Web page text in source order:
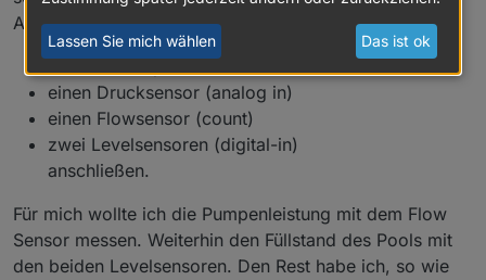
Am Shelly kannst du
einen Drucksensor (analog in)
einen Flowsensor (count)
zwei Levelsensoren (digital-in)
anschließen.
Für mich wollte ich die Pumpenleistung mit dem Flow
Sensor messen. Weiterhin den Füllstand des Pools mit
den beiden Levelsensoren. Den Rest habe ich, so wie
Lassen Sie mich wählen Das ist ok